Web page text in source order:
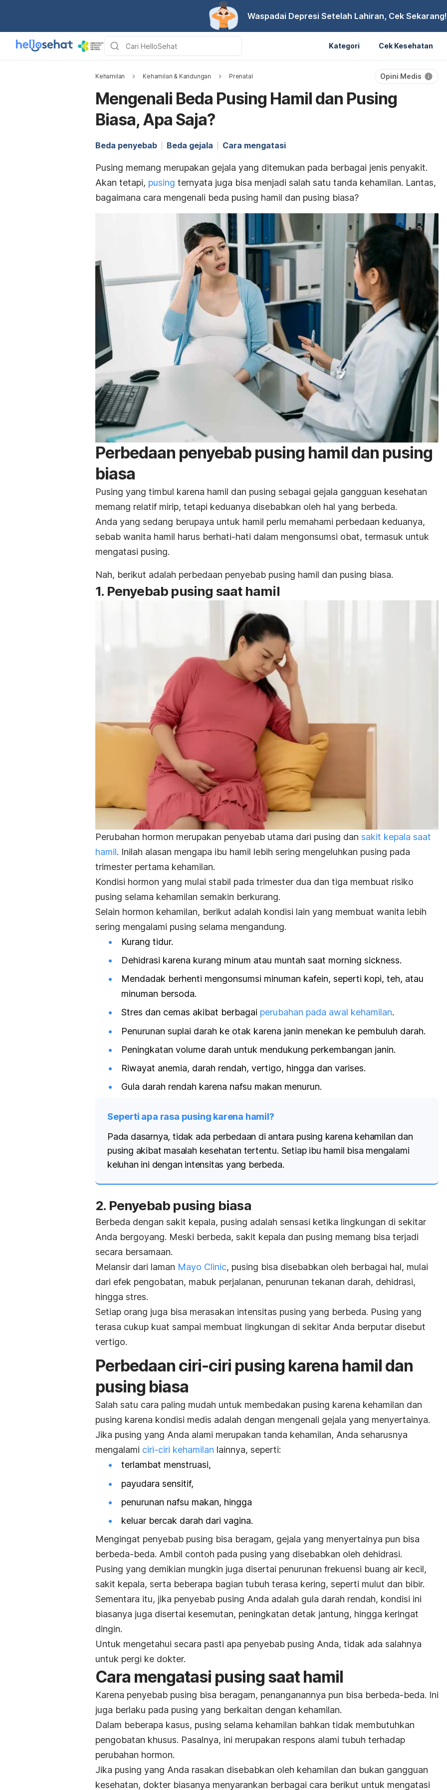
Waspadai Depresi Setelah Lahiran, Cek Sekarang!
Kategori Cek Kesehatan
Kehamilan Kehamilan & Kandungan Prenatal Opini Medis
Mengenali Beda Pusing Hamil dan Pusing
Biasa, Apa Saja?
Beda penyebab Beda gejala Cara mengatasi
Pusing memang merupakan gejala yang ditemukan pada berbagai jenis penyakit.
Akan tetapi, pusing ternyata juga bisa menjadi salah satu tanda kehamilan. Lantas,
bagaimana cara mengenali beda pusing hamil dan pusing biasa?
Perbedaan penyebab pusing hamil dan pusing
biasa
Pusing yang timbul karena hamil dan pusing sebagai gejala gangguan kesehatan
memang relatif mirip, tetapi keduanya disebabkan oleh hal yang berbeda.
Anda yang sedang berupaya untuk hamil perlu memahami perbedaan keduanya,
sebab wanita hamil harus berhati-hati dalam mengonsumsi obat, termasuk untuk
mengatasi pusing.
Nah, berikut adalah perbedaan penyebab pusing hamil dan pusing biasa.
1. Penyebab pusing saat hamil
Perubahan hormon merupakan penyebab utama dari pusing dan sakit kepala saat
hamil. Inilah alasan mengapa ibu hamil lebih sering mengeluhkan pusing pada
trimester pertama kehamilan.
Kondisi hormon yang mulai stabil pada trimester dua dan tiga membuat risiko
pusing selama kehamilan semakin berkurang.
Selain hormon kehamilan, berikut adalah kondisi lain yang membuat wanita lebih
sering mengalami pusing selama mengandung.
Kurang tidur.
Dehidrasi karena kurang minum atau muntah saat morning sickness.
Mendadak berhenti mengonsumsi minuman kafein, seperti kopi, teh, atau
minuman bersoda.
Stres dan cemas akibat berbagai perubahan pada awal kehamilan.
Penurunan suplai darah ke otak karena janin menekan ke pembuluh darah.
Peningkatan volume darah untuk mendukung perkembangan janin.
Riwayat anemia, darah rendah, vertigo, hingga dan varises.
Gula darah rendah karena nafsu makan menurun.
Seperti apa rasa pusing karena hamil?
Pada dasarnya, tidak ada perbedaan di antara pusing karena kehamilan dan
pusing akibat masalah kesehatan tertentu. Setiap ibu hamil bisa mengalami
keluhan ini dengan intensitas yang berbeda.
2. Penyebab pusing biasa
Berbeda dengan sakit kepala, pusing adalah sensasi ketika lingkungan di sekitar
Anda bergoyang. Meski berbeda, sakit kepala dan pusing memang bisa terjadi
secara bersamaan.
Melansir dari laman Mayo Clinic, pusing bisa disebabkan oleh berbagai hal, mulai
dari efek pengobatan, mabuk perjalanan, penurunan tekanan darah, dehidrasi,
hingga stres.
Setiap orang juga bisa merasakan intensitas pusing yang berbeda. Pusing yang
terasa cukup kuat sampai membuat lingkungan di sekitar Anda berputar disebut
vertigo.
Perbedaan ciri-ciri pusing karena hamil dan
pusing biasa
Salah satu cara paling mudah untuk membedakan pusing karena kehamilan dan
pusing karena kondisi medis adalah dengan mengenali gejala yang menyertainya.
Jika pusing yang Anda alami merupakan tanda kehamilan, Anda seharusnya
mengalami ciri-ciri kehamilan lainnya, seperti:
terlambat menstruasi,
payudara sensitif,
penurunan nafsu makan, hingga
keluar bercak darah dari vagina.
Mengingat penyebab pusing bisa beragam, gejala yang menyertainya pun bisa
berbeda-beda. Ambil contoh pada pusing yang disebabkan oleh dehidrasi.
Pusing yang demikian mungkin juga disertai penurunan frekuensi buang air kecil,
sakit kepala, serta beberapa bagian tubuh terasa kering, seperti mulut dan bibir.
Sementara itu, jika penyebab pusing Anda adalah gula darah rendah, kondisi ini
biasanya juga disertai kesemutan, peningkatan detak jantung, hingga keringat
dingin.
Untuk mengetahui secara pasti apa penyebab pusing Anda, tidak ada salahnya
untuk pergi ke dokter.
Cara mengatasi pusing saat hamil
Karena penyebab pusing bisa beragam, penanganannya pun bisa berbeda-beda. Ini
juga berlaku pada pusing yang berkaitan dengan kehamilan.
Dalam beberapa kasus, pusing selama kehamilan bahkan tidak membutuhkan
pengobatan khusus. Pasalnya, ini merupakan respons alami tubuh terhadap
perubahan hormon.
Jika pusing yang Anda rasakan disebabkan oleh kehamilan dan bukan gangguan
kesehatan, dokter biasanya menyarankan berbagai cara berikut untuk mengatasi